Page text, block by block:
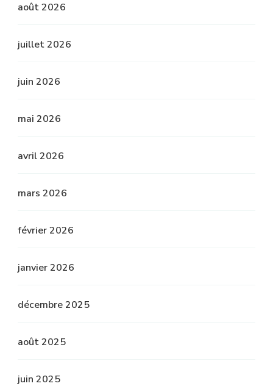
août 2026
juillet 2026
juin 2026
mai 2026
avril 2026
mars 2026
février 2026
janvier 2026
décembre 2025
août 2025
juin 2025